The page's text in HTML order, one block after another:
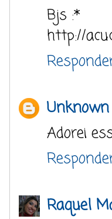
Bjs :*
http://
Unknown
Adorei
Raquel